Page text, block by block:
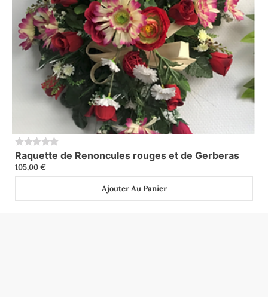
0
Raquette de Renoncules rouges et de Gerberas
105,00€
Ajouter Au Panier